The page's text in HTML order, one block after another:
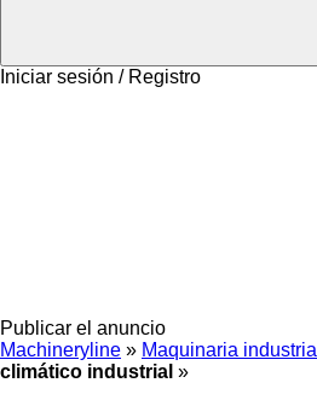
Iniciar sesión / Registro
Publicar el anuncio
Machineryline » Maquinaria industrial
climático industrial »